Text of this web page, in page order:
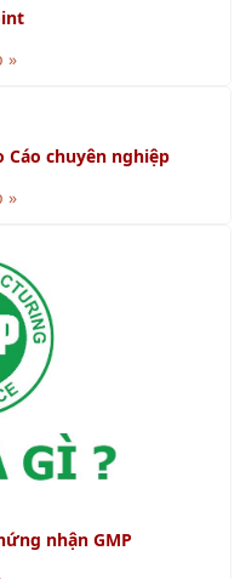
Trên Độ Tin Cậy
»